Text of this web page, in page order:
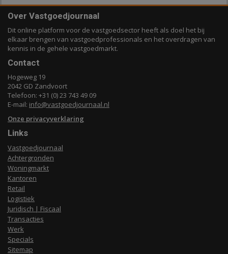
Over Vastgoedjournaal
Dit online platform voor de vastgoedsector heeft als doel het bij
elkaar brengen van vastgoedprofessionals en het overdragen van
kennis in de gehele vastgoedmarkt.
Contact
Hogeweg 19
2042 GD Zandvoort
Telefoon: +31 (0) 23 743 49 09
E-mail: info@vastgoedjournaal.nl
Onze privacyverklaring
Links
Vastgoedjournaal
Achtergronden
Woningmarkt
Kantoren
Retail
Logistiek
Juridisch | Fiscaal
Transacties
Werk
Specials
Sitemap